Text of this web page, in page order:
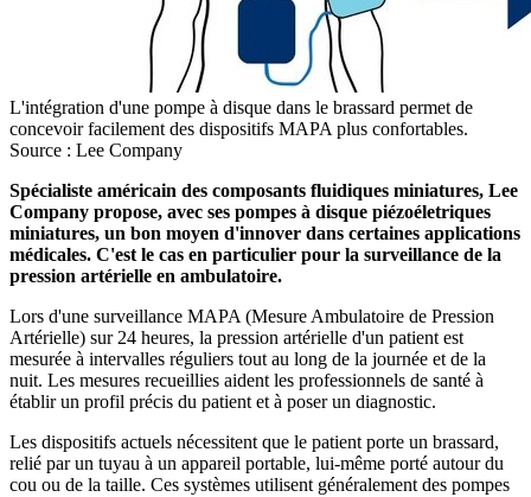
L'intégration d'une pompe à disque dans le brassard permet de
concevoir facilement des dispositifs MAPA plus confortables.
Source : Lee Company
Spécialiste américain des composants fluidiques miniatures, Lee
Company propose, avec ses pompes à disque piézoéletriques
miniatures, un bon moyen d'innover dans certaines applications
médicales. C'est le cas en particulier pour la surveillance de la
pression artérielle en ambulatoire.
Lors d'une surveillance MAPA (Mesure Ambulatoire de Pression
Artérielle) sur 24 heures, la pression artérielle d'un patient est
mesurée à intervalles réguliers tout au long de la journée et de la
nuit. Les mesures recueillies aident les professionnels de santé à
établir un profil précis du patient et à poser un diagnostic.
Les dispositifs actuels nécessitent que le patient porte un brassard,
relié par un tuyau à un appareil portable, lui-même porté autour du
cou ou de la taille. Ces systèmes utilisent généralement des pompes